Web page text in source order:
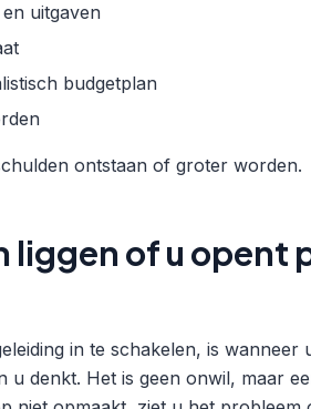
uitgaven
budgetplan
ontstaan of groter worden.
liggen of u opent
in te schakelen, is
u denkt. Het is geen onwil, maar